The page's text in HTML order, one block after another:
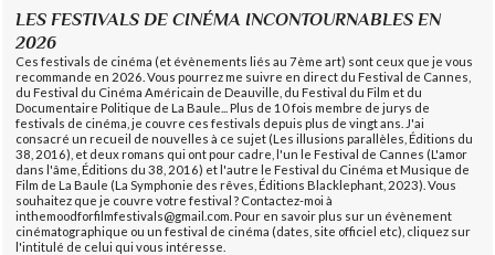
LES FESTIVALS DE CINÉMA INCONTOURNABLES EN
2026
Ces festivals de cinéma (et évènements liés au 7ème art) sont ceux que je vous
recommande en 2026. Vous pourrez me suivre en direct du Festival de Cannes,
du Festival du Cinéma Américain de Deauville, du Festival du Film et du
Documentaire Politique de La Baule... Plus de 10 fois membre de jurys de
festivals de cinéma, je couvre ces festivals depuis plus de vingt ans. J'ai
consacré un recueil de nouvelles à ce sujet (Les illusions parallèles, Éditions du
38, 2016), et deux romans qui ont pour cadre, l'un le Festival de Cannes (L'amor
dans l'âme, Éditions du 38, 2016) et l'autre le Festival du Cinéma et Musique de
Film de La Baule (La Symphonie des rêves, Éditions Blacklephant, 2023). Vous
souhaitez que je couvre votre festival ? Contactez-moi à
inthemoodforfilmfestivals@gmail.com. Pour en savoir plus sur un évènement
cinématographique ou un festival de cinéma (dates, site officiel etc), cliquez sur
l'intitulé de celui qui vous intéresse.